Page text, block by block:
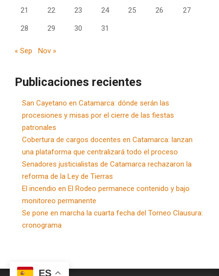
21 22 23 24 25 26 27
28 29 30 31
« Sep Nov »
Publicaciones recientes
San Cayetano en Catamarca: dónde serán las
procesiones y misas por el cierre de las fiestas
patronales
Cobertura de cargos docentes en Catamarca: lanzan
una plataforma que centralizará todo el proceso
Senadores justicialistas de Catamarca rechazaron la
reforma de la Ley de Tierras
El incendio en El Rodeo permanece contenido y bajo
monitoreo permanente
Se pone en marcha la cuarta fecha del Torneo Clausura:
cronograma
ES